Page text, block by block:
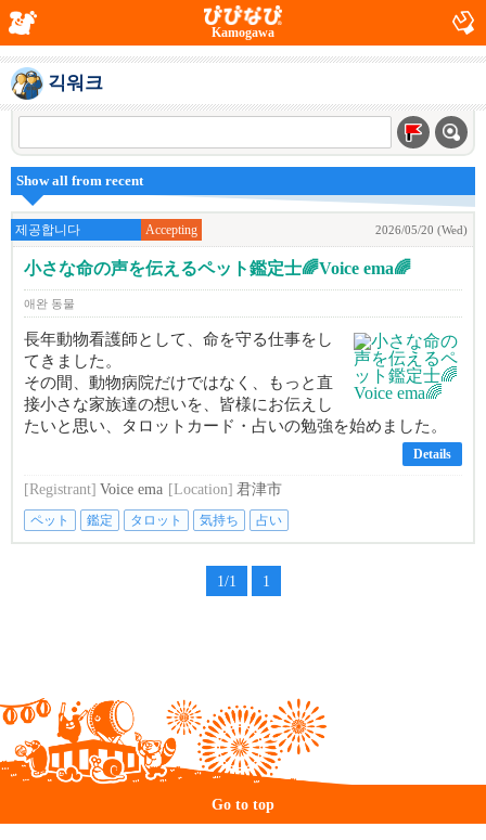
Kamogawa
긱워크
Show all from recent
제공합니다 Accepting 2026/05/20 (Wed)
小さな命の声を伝えるペット鑑定士🌈Voice ema🌈
애완 동물
長年動物看護師として、命を守る仕事をし
てきました。
その間、動物病院だけではなく、もっと直
接小さな家族達の想いを、皆様にお伝えし
たいと思い、タロットカード・占いの勉強を始めました。
Details
[Registrant] Voice ema [Location] 君津市
ペット 鑑定 タロット 気持ち 占い
1/1 1
Go to top